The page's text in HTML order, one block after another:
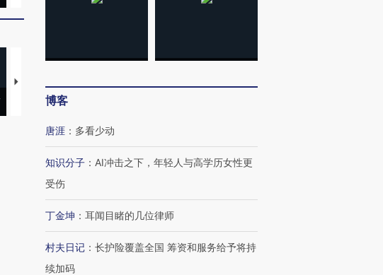
【推广】走进第四届链博
会，让数智科技“链”接产
博客
唐涯 ： 多看少动
知识分子 ： AI冲击之下，年轻人与高学历女性更
受伤
丁金坤 ： 耳闻目睹的几位律师
村夫日记 ： 长护险覆盖全国 筹资和服务给予将持
续加码